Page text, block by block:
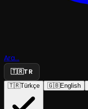
Ara...
🇹🇷TR
🇹🇷Türkçe 🇬🇧English